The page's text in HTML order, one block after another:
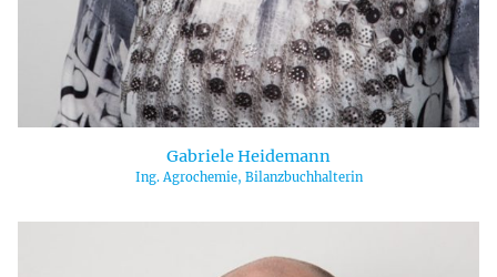
Gabriele Heidemann
Ing. Agrochemie, Bilanzbuchhalterin